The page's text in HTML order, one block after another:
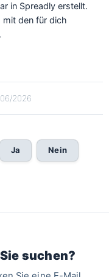
in Spreadly erstellt.
mit den für dich
2026
Ja Nein
suchen?